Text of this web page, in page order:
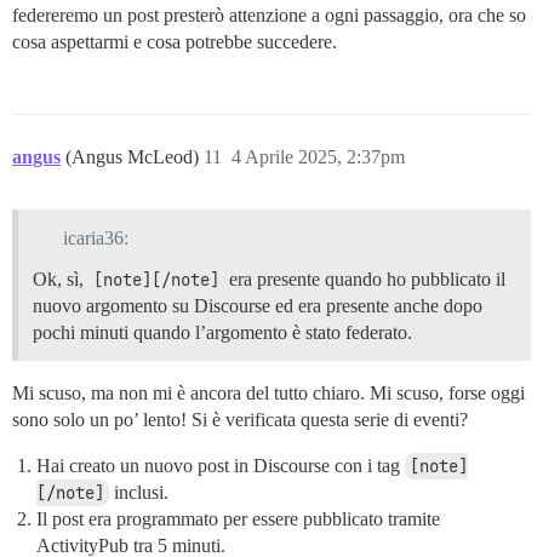
federeremo un post presterò attenzione a ogni passaggio, ora che so
cosa aspettarmi e cosa potrebbe succedere.
angus (Angus McLeod) 4 Aprile 2025, 2:37pm
11
icaria36:
Ok, sì,
[note][/note]
era presente quando ho pubblicato il
nuovo argomento su Discourse ed era presente anche dopo
pochi minuti quando l’argomento è stato federato.
Mi scuso, ma non mi è ancora del tutto chiaro. Mi scuso, forse oggi
sono solo un po’ lento! Si è verificata questa serie di eventi?
Hai creato un nuovo post in Discourse con i tag
[note]
[/note]
inclusi.
Il post era programmato per essere pubblicato tramite
ActivityPub tra 5 minuti.